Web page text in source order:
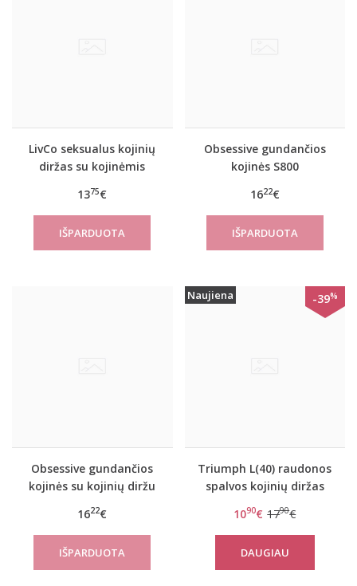
LivCo seksualus kojinių
diržas su kojinėmis
1375€
Obsessive gundančios
kojinės S800
1622€
Obsessive gundančios
kojinės su kojinių diržu
1622€
Naujiena -39%
Triumph L(40) raudonos
spalvos kojinių diržas
1090€ 1790€
DAUGIAU